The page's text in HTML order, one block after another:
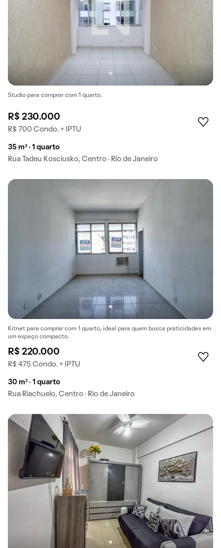
Studio para comprar com 1 quarto.
R$ 230.000
R$ 700 Condo. + IPTU
35 m² · 1 quarto
Rua Tadeu Kosciusko, Centro · Rio de Janeiro
Kitnet para comprar com 1 quarto, ideal para quem busca praticidades em
um espaço compacto.
R$ 220.000
R$ 475 Condo. + IPTU
30 m² · 1 quarto
Rua Riachuelo, Centro · Rio de Janeiro